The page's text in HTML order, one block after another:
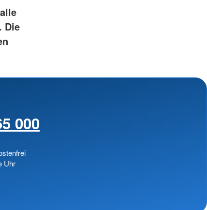
Die
000
Uhr